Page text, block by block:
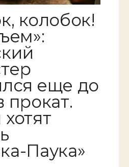
колобок!
еще до
прокат.
Паука»